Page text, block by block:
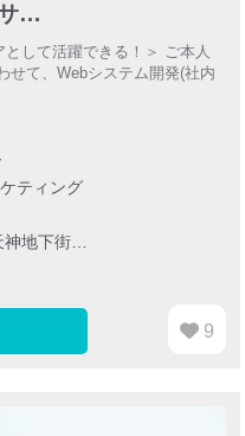
…
して活躍できる！＞ ご本人
せて、Webシステム開発(社内
ティング
地下街…
9